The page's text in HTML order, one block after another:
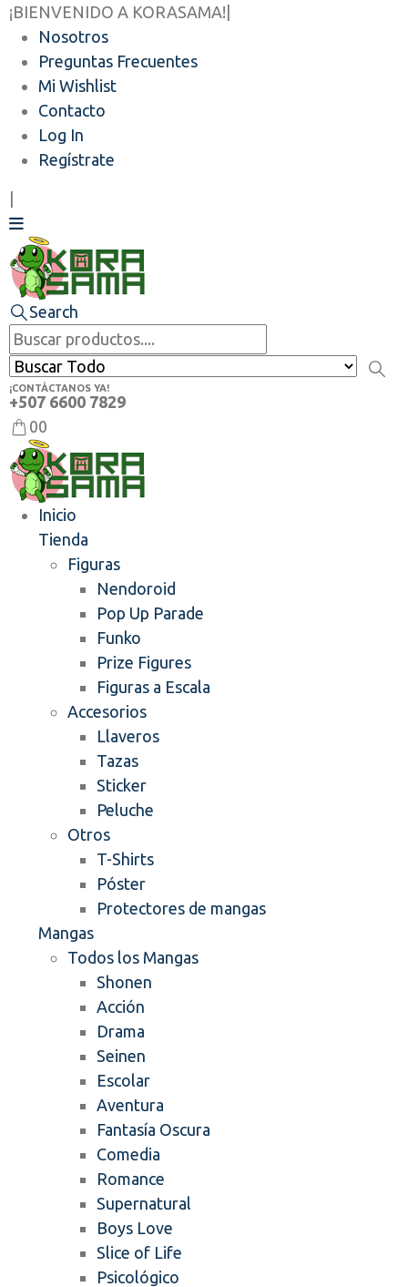
¡BIENVENIDO A KORASAMA!
Nosotros
Preguntas Frecuentes
Mi Wishlist
Contacto
Log In
Regístrate
Search
¡CONTÁCTANOS YA!
+507 6600 7829
00
Inicio
Tienda
Figuras
Nendoroid
Pop Up Parade
Funko
Prize Figures
Figuras a Escala
Accesorios
Llaveros
Tazas
Sticker
Peluche
Otros
T-Shirts
Póster
Protectores de mangas
Mangas
Todos los Mangas
Shonen
Acción
Drama
Seinen
Escolar
Aventura
Fantasía Oscura
Comedia
Romance
Supernatural
Boys Love
Slice of Life
Psicológico